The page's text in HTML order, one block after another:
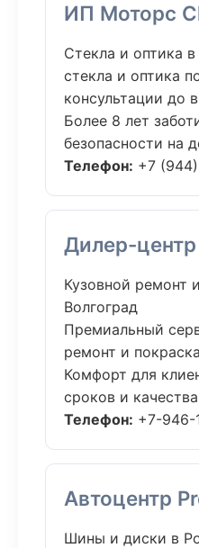
ИП Моторс
Стекла и оптика
стекла и оптика
консультации до
Более 8 лет
безопасности на
Телефон: +7
Дилер-центр
Кузовной ремонт
Волгоград
Премиальный
ремонт и
Комфорт для
сроков и
Телефон: +7-946-
Автоцентр
Шины и диски в